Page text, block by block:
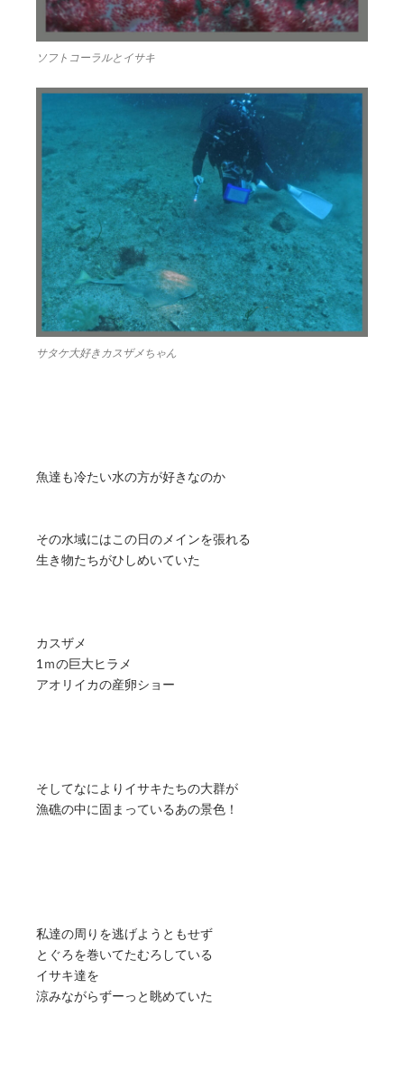
ソフトコーラルとイサキ
サタケ大好きカスザメちゃん
魚達も冷たい水の方が好きなのか
その水域にはこの日のメインを張れる
生き物たちがひしめいていた
カスザメ
1ｍの巨大ヒラメ
アオリイカの産卵ショー
そしてなによりイサキたちの大群が
漁礁の中に固まっているあの景色！
私達の周りを逃げようともせず
とぐろを巻いてたむろしている
イサキ達を
涼みながらずーっと眺めていた